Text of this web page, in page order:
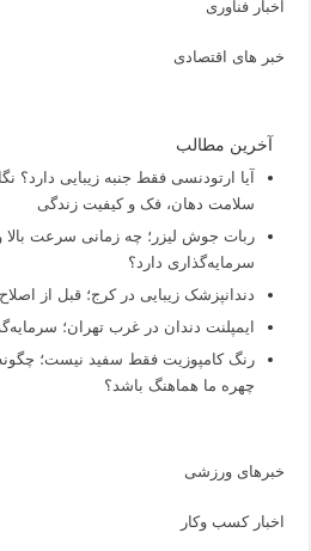
اخبار فناوری
خبر های اقتصادی
آخرین مطالب
آیا ارتودنسی فقط جنبه زیبایی دارد؟
سلامت دهان، فک و کیفیت زندگی
ربات جوش لیزر؛ چه زمانی سرعت
سرمایه‌گذاری دارد؟
دندانپزشک زیبایی در کرج؛ قبل از
ایمپلنت دندان در غرب تهران؛
رنگ کامپوزیت فقط سفید نیست؛
چهره ما هماهنگ باشد؟
خبرهای ورزشی
اخبار کسب وکار